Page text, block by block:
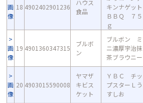
画
像
18 4902402901236
ハウス
食品
キンナゲット
ＢＢＱ ７５
ｇ
画
像
19 4901360347315
ブルボ
ン
ブルボン ミ
ニ濃厚宇治抹
茶ブラウニー
画
像
20 4903015590008
ヤマザ
キビス
ケット
ＹＢＣ チッ
プスターＬう
すしお